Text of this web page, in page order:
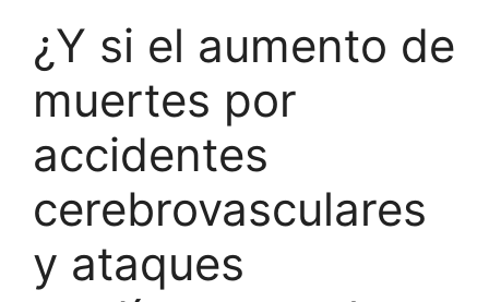
¿Y si el aumento de
muertes por
accidentes
cerebrovasculares
y ataques